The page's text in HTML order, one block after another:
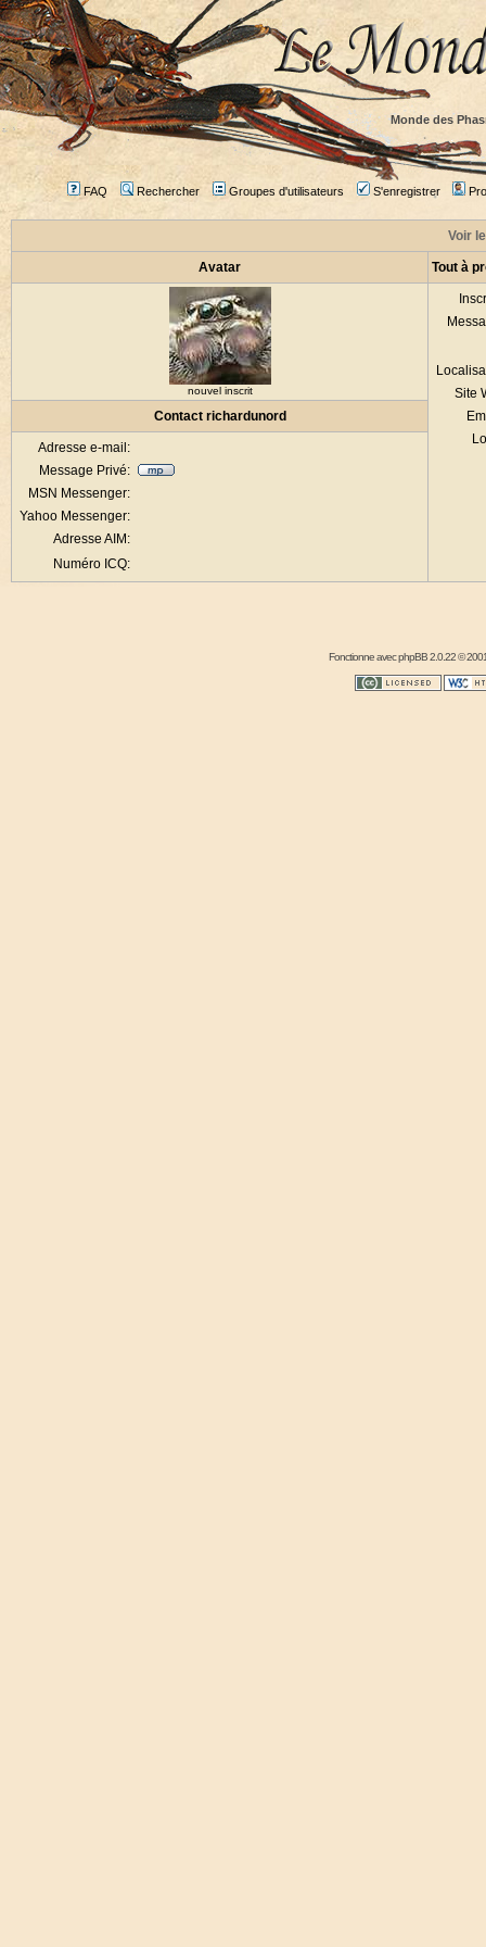
Monde des
FAQ Rechercher Groupes d'utilisateurs S'enregistrer
Voir
Avatar Tout à
nouvel inscrit
Site
Contact richardunord
Adresse e-mail:
Message Privé:
MSN Messenger:
Yahoo Messenger:
Adresse AIM:
Numéro ICQ:
Fonctionne avecphpBB2.0.22 ©